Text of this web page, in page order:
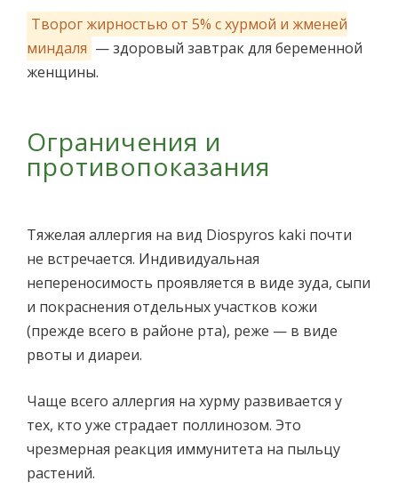
Творог жирностью от 5% с хурмой и жменей
миндаля — здоровый завтрак для беременной
женщины.
Ограничения и
противопоказания
Тяжелая аллергия на вид Diospyros kaki почти
не встречается. Индивидуальная
непереносимость проявляется в виде зуда, сыпи
и покраснения отдельных участков кожи
(прежде всего в районе рта), реже — в виде
рвоты и диареи.
Чаще всего аллергия на хурму развивается у
тех, кто уже страдает поллинозом. Это
чрезмерная реакция иммунитета на пыльцу
растений.